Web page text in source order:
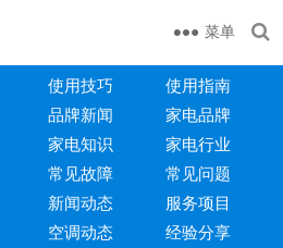
菜单
使用技巧
使用指南
品牌新闻
家电品牌
家电知识
家电行业
常见故障
常见问题
新闻动态
服务项目
空调动态
经验分享